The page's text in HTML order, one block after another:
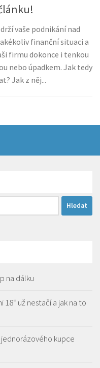
vaše podnikání nad
finanční situaci a
firmu dokonce i tenkou
nebo úpadkem. Jak tedy
Jak z něj...
na dálku
18“ už nestačí a jak na to
kupce